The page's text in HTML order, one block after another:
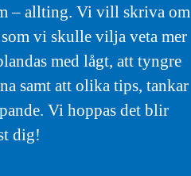
– allting. Vi vill skriva om
som vi skulle vilja veta mer
med lågt, att tyngre
samt att olika tips, tankar
Vi hoppas det blir
dig!